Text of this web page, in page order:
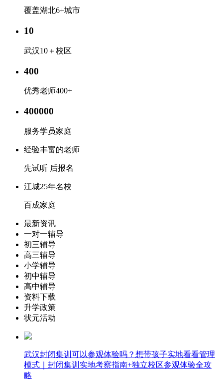
覆盖湖北6+城市
10
武汉10＋校区
400
优秀老师400+
400000
服务学员家庭
经验丰富的老师
先试听 后报名
江城25年名校
百成家庭
最新资讯
一对一辅导
初三辅导
高三辅导
小学辅导
初中辅导
高中辅导
资料下载
升学政策
状元活动
武汉封闭集训可以参观体验吗？想带孩子实地看看管理
模式｜封闭集训实地考察指南+独立校区参观体验全攻
略